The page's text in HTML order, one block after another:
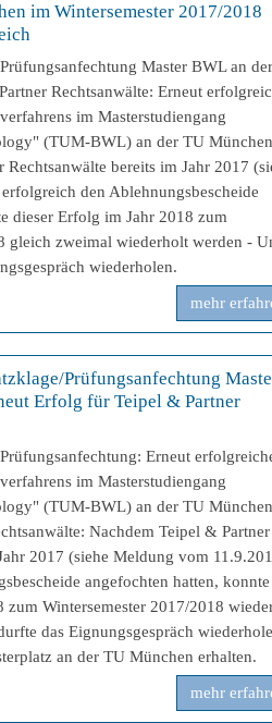
im Wintersemester 2017/2018
Master BWL an
Rechtsanwälte: Erneut
im Masterstudiengang
(TUM-BWL) an der TU
bereits im Jahr 2017
den Ablehnungsbescheide
dieser Erfolg im Jahr 2018 zum
gleich zweimal wiederholt werden -
wiederholen.
mehr
Prüfungsanfechtung
Erfolg für Teipel & Partner
Erneut
im Masterstudiengang
(TUM-BWL) an der TU München
Nachdem Teipel & Partner
2017 (siehe Meldung vom
angefochten hatten, konnte
zum Wintersemester 2017/2018
das Eignungsgespräch
an der TU München erhalten.
mehr